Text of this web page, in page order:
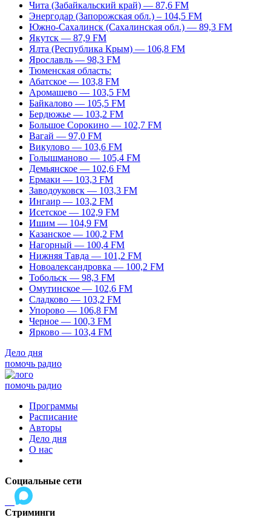
Чита (Забайкальский край) — 87,6 FM
Энергодар (Запорожская обл.) – 104,5 FM
Южно-Сахалинск (Сахалинская обл.) — 89,3 FM
Якутск — 87,9 FM
Ялта (Республика Крым) — 106,8 FM
Ярославль — 98,3 FM
Тюменская область:
Абатское — 103,8 FM
Аромашево — 103,5 FM
Байкалово — 105,5 FM
Бердюжье — 103,2 FM
Большое Сорокино — 102,7 FM
Вагай — 97,0 FM
Викулово — 103,6 FM
Голышманово — 105,4 FM
Демьянское — 102,6 FM
Ермаки — 103,3 FM
Заводоуковск — 103,3 FM
Ингаир — 103,2 FM
Исетское — 102,9 FM
Ишим — 104,9 FM
Казанское — 100,2 FM
Нагорный — 100,4 FM
Нижняя Тавда — 101,2 FM
Новоалександровка — 100,2 FM
Тобольск — 98,3 FM
Омутинское — 102,6 FM
Сладково — 103,2 FM
Упорово — 106,8 FM
Черное — 100,3 FM
Ярково — 103,4 FM
Дело дня
помочь радио
помочь радио
Программы
Расписание
Авторы
Дело дня
О нас
Социальные сети
Стриминги